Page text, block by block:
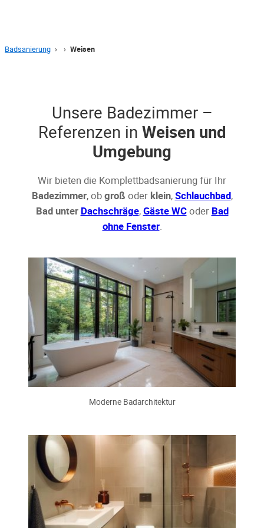
Badsanierung › › Weisen
Unsere Badezimmer –
Referenzen in Weisen und
Umgebung
Wir bieten die Komplettbadsanierung für Ihr
Badezimmer, obgroß oder klein,Schlauchbad,
Bad unter Dachschräge,Gäste WCoder Bad
ohne Fenster.
Moderne Badarchitektur